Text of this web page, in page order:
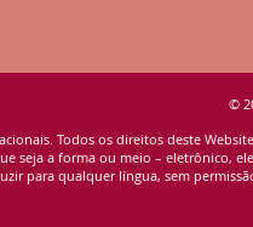
©
Todos os direitos deste
seja a forma ou meio – eletrônico,
para qualquer língua, sem